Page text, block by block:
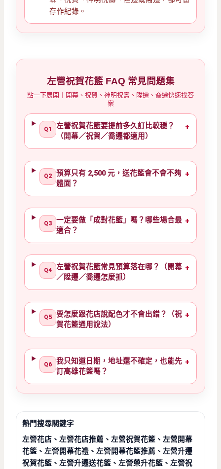
存作紀錄。
左營祝賀花籃 FAQ 常見問題集
點一下展開｜開幕、祝賀、神明祝壽、陞遷、喬遷快速找答
案
Q1
左營祝賀花籃要提前多久訂比較穩？
（開幕／祝賀／喬遷都適用）
+
Q2
預算只有 2,500 元，送花籃會不會不夠
體面？
+
Q3
一定要做「成對花籃」嗎？哪些場合最
適合？
+
Q4
左營祝賀花籃常見預算落在哪？（開幕
／陞遷／喬遷怎麼抓）
+
Q5
要怎麼跟花店說配色才不會出錯？（祝
賀花籃通用說法）
+
Q6
我只知道日期，地址還不確定，也能先
訂高雄花籃嗎？
+
熱門搜尋關鍵字
左營花店、左營花店推薦、左營祝賀花籃、左營開幕
花籃、左營開幕花禮、左營開幕花籃推薦、左營升遷
祝賀花籃、左營升遷送花籃、左營榮升花籃、左營祝